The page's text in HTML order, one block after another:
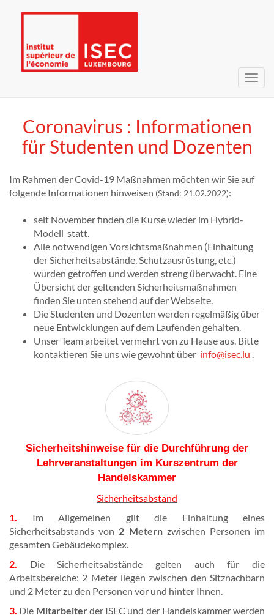
Coronavirus : Informationen
für Studenten und Dozenten
Im Rahmen der Covid-19 Maßnahmen möchten wir Sie auf
folgende Informationen hinweisen (Stand: 21.02.2022):
seit November finden die Kurse wieder im Hybrid-
Modell statt.
Alle notwendigen Vorsichtsmaßnahmen (Einhaltung
der Sicherheitsabstände, Schutzausrüstung, etc.)
wurden getroffen und werden streng überwacht. Eine
Übersicht der geltenden Sicherheitsmaßnahmen
finden Sie unten stehend auf der Webseite.
Die Studenten und Dozenten werden regelmäßig über
neue Entwicklungen auf dem Laufenden gehalten.
Unser Team arbeitet vermehrt von zu Hause aus. Bitte
kontaktieren Sie uns wie gewohnt über info@isec.lu .
Sicherheitshinweise für die Durchführung der
Lehrveranstaltungen im Kurszentrum der
Handelskammer
Sicherheitsabstand
1.
Im Allgemeinen gilt die Einhaltung eines
Sicherheitsabstands von 2 Meternzwischen Personen im
gesamten Gebäudekomplex.
2.
Die Sicherheitsabstände gelten auch für die
Arbeitsbereiche: 2 Meter liegen zwischen den Sitznachbarn
und 2 Meter zu den Personen vor und hinter Ihnen.
3. Die Mitarbeiterder ISEC und der Handelskammer werden